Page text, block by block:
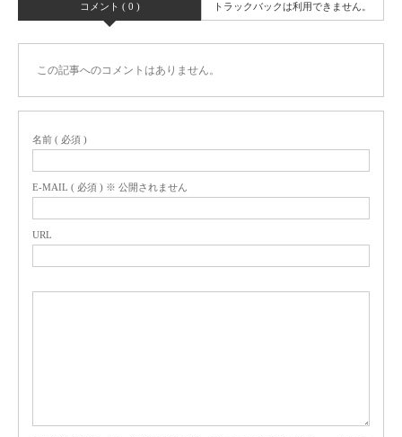
コメント ( 0 ) トラックバックは利用できません。
この記事へのコメントはありません。
名前 ( 必須 )
E-MAIL ( 必須 ) ※ 公開されません
URL